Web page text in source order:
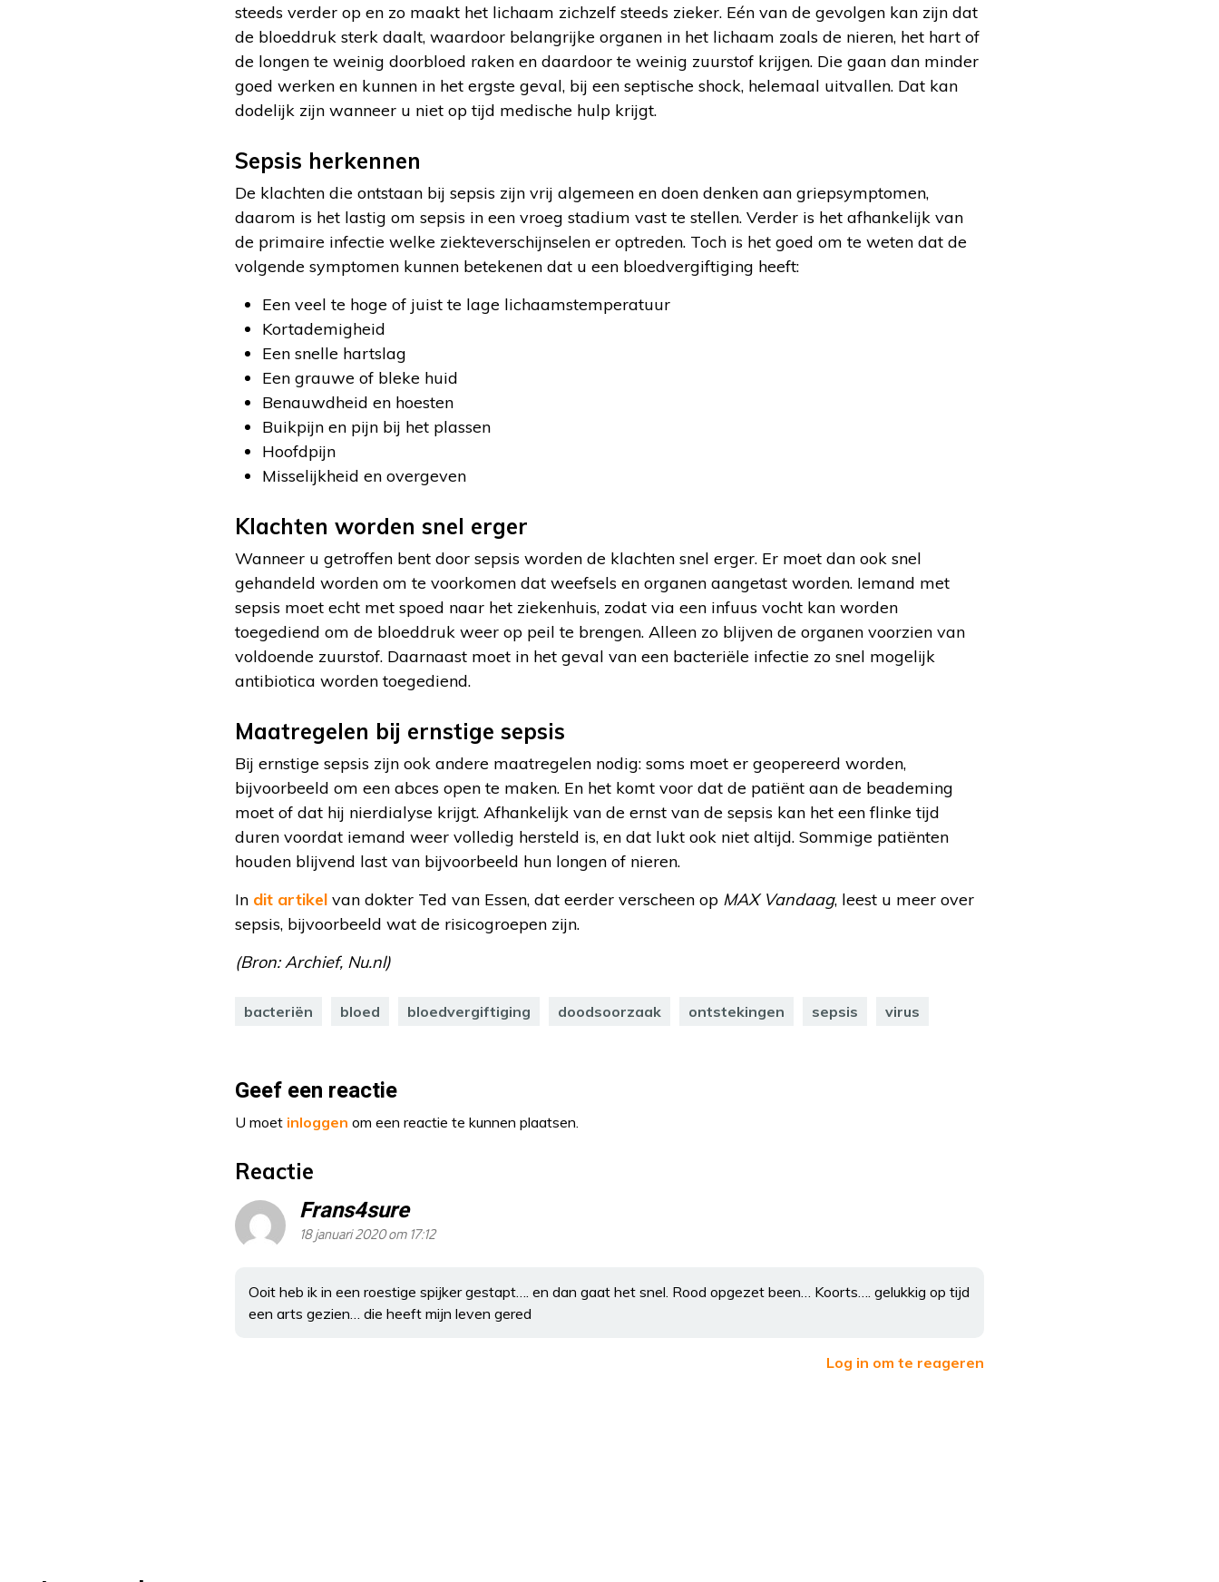
steeds verder op en zo maakt het lichaam zichzelf steeds zieker. Eén van de gevolgen kan zijn dat
de bloeddruk sterk daalt, waardoor belangrijke organen in het lichaam zoals de nieren, het hart of
de longen te weinig doorbloed raken en daardoor te weinig zuurstof krijgen. Die gaan dan minder
goed werken en kunnen in het ergste geval, bij een septische shock, helemaal uitvallen. Dat kan
dodelijk zijn wanneer u niet op tijd medische hulp krijgt.
Sepsis herkennen
De klachten die ontstaan bij sepsis zijn vrij algemeen en doen denken aan griepsymptomen,
daarom is het lastig om sepsis in een vroeg stadium vast te stellen. Verder is het afhankelijk van
de primaire infectie welke ziekteverschijnselen er optreden. Toch is het goed om te weten dat de
volgende symptomen kunnen betekenen dat u een bloedvergiftiging heeft:
Een veel te hoge of juist te lage lichaamstemperatuur
Kortademigheid
Een snelle hartslag
Een grauwe of bleke huid
Benauwdheid en hoesten
Buikpijn en pijn bij het plassen
Hoofdpijn
Misselijkheid en overgeven
Klachten worden snel erger
Wanneer u getroffen bent door sepsis worden de klachten snel erger. Er moet dan ook snel
gehandeld worden om te voorkomen dat weefsels en organen aangetast worden. Iemand met
sepsis moet echt met spoed naar het ziekenhuis, zodat via een infuus vocht kan worden
toegediend om de bloeddruk weer op peil te brengen. Alleen zo blijven de organen voorzien van
voldoende zuurstof. Daarnaast moet in het geval van een bacteriële infectie zo snel mogelijk
antibiotica worden toegediend.
Maatregelen bij ernstige sepsis
Bij ernstige sepsis zijn ook andere maatregelen nodig: soms moet er geopereerd worden,
bijvoorbeeld om een abces open te maken. En het komt voor dat de patiënt aan de beademing
moet of dat hij nierdialyse krijgt. Afhankelijk van de ernst van de sepsis kan het een flinke tijd
duren voordat iemand weer volledig hersteld is, en dat lukt ook niet altijd. Sommige patiënten
houden blijvend last van bijvoorbeeld hun longen of nieren.
In dit artikel van dokter Ted van Essen, dat eerder verscheen op MAX Vandaag, leest u meer over
sepsis, bijvoorbeeld wat de risicogroepen zijn.
(Bron: Archief, Nu.nl)
bacteriën bloed bloedvergiftiging doodsoorzaak ontstekingen sepsis virus
Geef een reactie
U moet inloggen om een reactie te kunnen plaatsen.
Reactie
Frans4sure
18 januari 2020 om 17:12
Ooit heb ik in een roestige spijker gestapt…. en dan gaat het snel. Rood opgezet been… Koorts…. gelukkig op tijd
een arts gezien… die heeft mijn leven gered
Log in om te reageren